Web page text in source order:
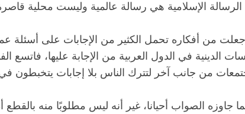
الإسلامية هي رسالة عالمية وليست محلية
من أفكاره تحمل الكثير من الإجابات على أسئلة
الدينية في الدول العربية من الإجابة عليها، فاتسع
من جانب آخر لتترك الناس بلا إجابات يتخبطون
الصواب أحيانا، غير أنه ليس مطلوبًا منه بالقطع